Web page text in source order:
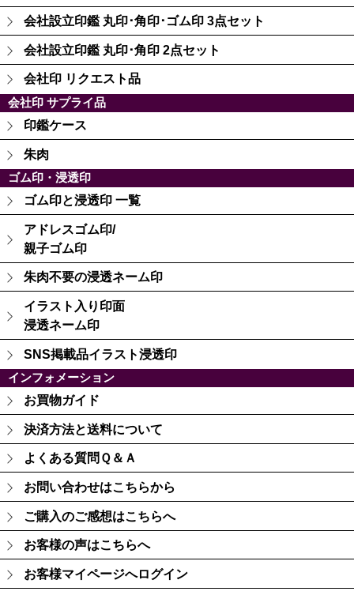
会社設立印鑑 丸印･角印･ゴム印 3点セット
会社設立印鑑 丸印･角印 2点セット
会社印 リクエスト品
会社印 サプライ品
印鑑ケース
朱肉
ゴム印・浸透印
ゴム印と浸透印 一覧
アドレスゴム印/
親子ゴム印
朱肉不要の浸透ネーム印
イラスト入り印面
浸透ネーム印
SNS掲載品イラスト浸透印
インフォメーション
お買物ガイド
決済方法と送料について
よくある質問Ｑ＆Ａ
お問い合わせはこちらから
ご購入のご感想はこちらへ
お客様の声はこちらへ
お客様マイページへログイン